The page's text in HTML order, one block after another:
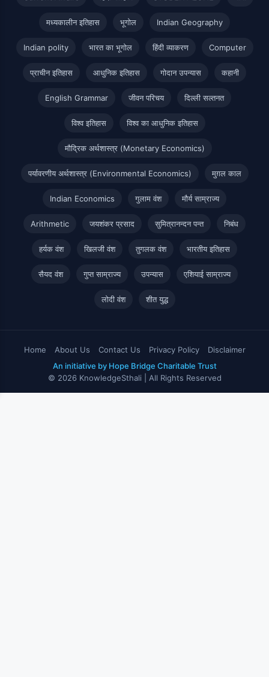
मध्यकालीन इतिहास भूगोल Indian Geography
Indian polity भारत का भूगोल हिंदी व्याकरण Computer
प्राचीन इतिहास आधुनिक इतिहास गोदान उपन्यास कहानी
English Grammar जीवन परिचय दिल्ली सल्तनत
विश्व इतिहास विश्व का आधुनिक इतिहास
मौद्रिक अर्थशास्त्र (Monetary Economics)
पर्यावरणीय अर्थशास्त्र (Environmental Economics) मुग़ल काल
Indian Economics गुलाम वंश मौर्य साम्राज्य
Arithmetic जयशंकर प्रसाद सुमित्रानन्दन पन्त निबंध
हर्यक वंश खिलजी वंश तुगलक वंश भारतीय इतिहास
सैयद वंश गुप्त साम्राज्य उपन्यास एशियाई साम्राज्य
लोदी वंश शीत युद्ध
Home About Us Contact Us Privacy Policy
Disclaimer
An initiative by Hope Bridge Charitable Trust
© 2026 KnowledgeSthali | All Rights Reserved